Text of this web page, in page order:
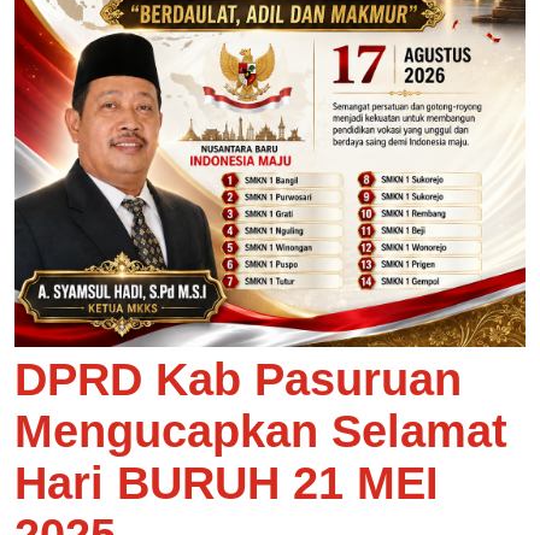
DPRD Kab Pasuruan
Mengucapkan Selamat
Hari BURUH 21 MEI